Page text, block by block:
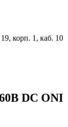
корп. 1, каб. 10
DC ONI